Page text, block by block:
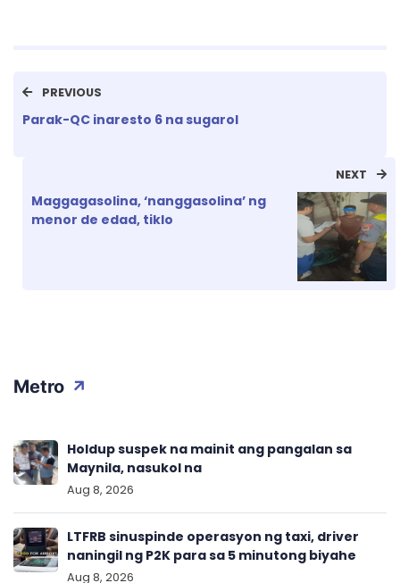
PREVIOUS
Parak-QC inaresto 6 na sugarol
NEXT
Maggagasolina, ‘nanggasolina’ ng
menor de edad, tiklo
Metro
Holdup suspek na mainit ang pangalan sa
Maynila, nasukol na
Aug 8, 2026
LTFRB sinuspinde operasyon ng taxi, driver
naningil ng P2K para sa 5 minutong biyahe
Aug 8, 2026